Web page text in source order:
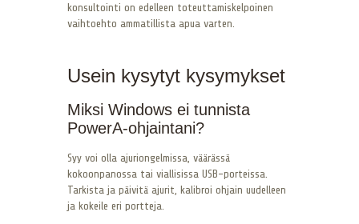
konsultointi on edelleen toteuttamiskelpoinen
vaihtoehto ammatillista apua varten.
Usein kysytyt kysymykset
Miksi Windows ei tunnista
PowerA-ohjaintani?
Syy voi olla ajuriongelmissa, väärässä
kokoonpanossa tai viallisissa USB-porteissa.
Tarkista ja päivitä ajurit, kalibroi ohjain uudelleen
ja kokeile eri portteja.